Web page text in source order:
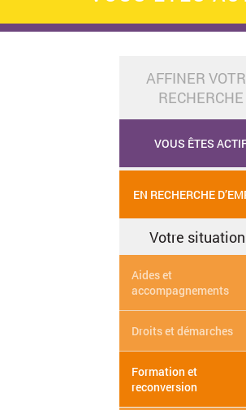
AFFINER
RECHERCHE
VOUS ÊTES
EN RECHERCHE
Votre
Aides et
accompagnements
Droits et démarches
Formation et
reconversion